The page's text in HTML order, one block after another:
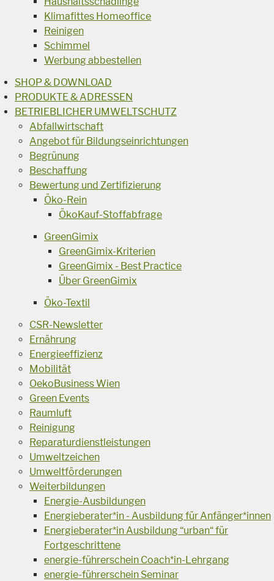
Klimafittes Homeoffice
Reinigen
Schimmel
Werbung abbestellen
SHOP & DOWNLOAD
PRODUKTE & ADRESSEN
BETRIEBLICHER UMWELTSCHUTZ
Abfallwirtschaft
Angebot für Bildungseinrichtungen
Begrünung
Beschaffung
Bewertung und Zertifizierung
Öko-Rein
ÖkoKauf-Stoffabfrage
GreenGimix
GreenGimix-Kriterien
GreenGimix - Best Practice
Über GreenGimix
Öko-Textil
CSR-Newsletter
Ernährung
Energieeffizienz
Mobilität
OekoBusiness Wien
Green Events
Raumluft
Reinigung
Reparaturdienstleistungen
Umweltzeichen
Umweltförderungen
Weiterbildungen
Energie-Ausbildungen
Energieberater*in - Ausbildung für Anfänger*innen
Energieberater*in Ausbildung “urban“ für
Fortgeschrittene
energie-führerschein Coach*in-Lehrgang
energie-führerschein Seminar